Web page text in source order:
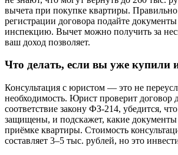
вычета при покупке квартиры.
регистрации договора подайте
инспекцию. Вычет можно получить за
ваш доход позволяет.
Что делать, если вы уже купили
Консультация с юристом — это не
необходимость. Юрист проверит договор
соответствие закону ФЗ-214, убедится,
защищены, и подскажет, какие
приёмке квартиры. Стоимость
составляет 3–5 тыс. рублей, но это